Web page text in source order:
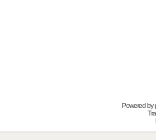
Powered by